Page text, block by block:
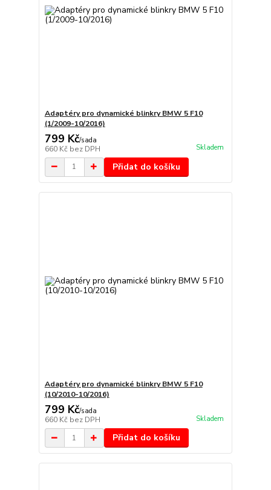
Adaptéry pro dynamické blinkry BMW 5 F10
(1/2009-10/2016)
799 Kč/sada
660 Kč bez DPH Skladem
Přidat do košíku
Adaptéry pro dynamické blinkry BMW 5 F10
(10/2010-10/2016)
799 Kč/sada
660 Kč bez DPH Skladem
Přidat do košíku